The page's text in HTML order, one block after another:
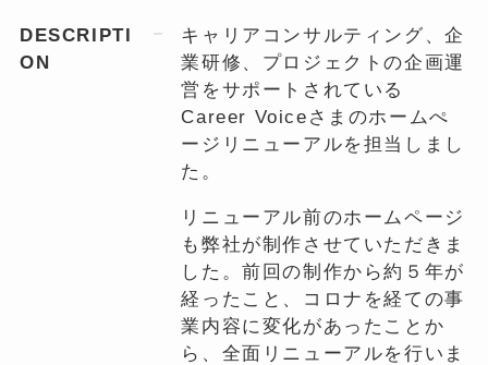
DESCRIPTI
ON
キャリアコンサルティング、企
業研修、プロジェクトの企画運
営をサポートされている
Career Voiceさまのホームぺ
ージリニューアルを担当しまし
た。
リニューアル前のホームページ
も弊社が制作させていただきま
した。前回の制作から約５年が
経ったこと、コロナを経ての事
業内容に変化があったことか
ら、全面リニューアルを行いま